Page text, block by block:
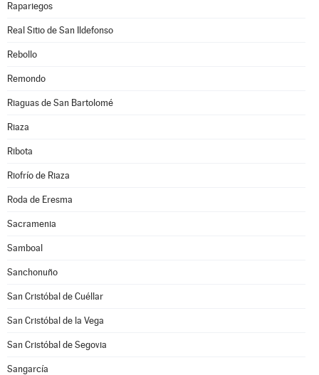
Rapariegos
Real Sitio de San Ildefonso
Rebollo
Remondo
Riaguas de San Bartolomé
Riaza
Ribota
Riofrío de Riaza
Roda de Eresma
Sacramenia
Samboal
Sanchonuño
San Cristóbal de Cuéllar
San Cristóbal de la Vega
San Cristóbal de Segovia
Sangarcía